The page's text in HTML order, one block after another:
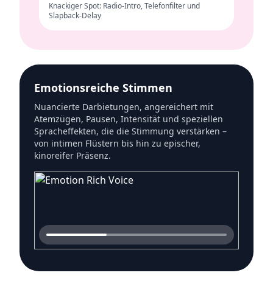
Knackiger Spot: Radio-Intro, Telefonfilter und
Slapback-Delay
Emotionsreiche Stimmen
Nuancierte Darbietungen, angereichert mit
Atemzügen, Pausen, Intensität und speziellen
Spracheffekten, die die Stimmung verstärken –
von intimen Flüstern bis hin zu epischer,
kinoreifer Präsenz.